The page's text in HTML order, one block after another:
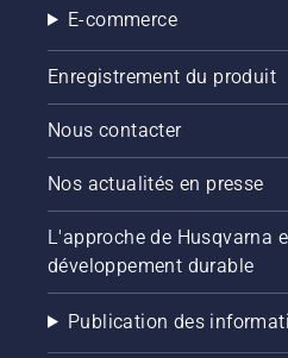
E-commerce
Enregistrement du produit
Nous contacter
Nos actualités en presse
L'approche de Husqvarna
développement durable
Publication des